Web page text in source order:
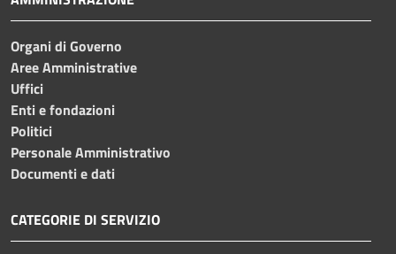
Organi di Governo
Aree Amministrative
Uffici
Enti e fondazioni
Politici
Personale Amministrativo
Documenti e dati
CATEGORIE DI SERVIZIO